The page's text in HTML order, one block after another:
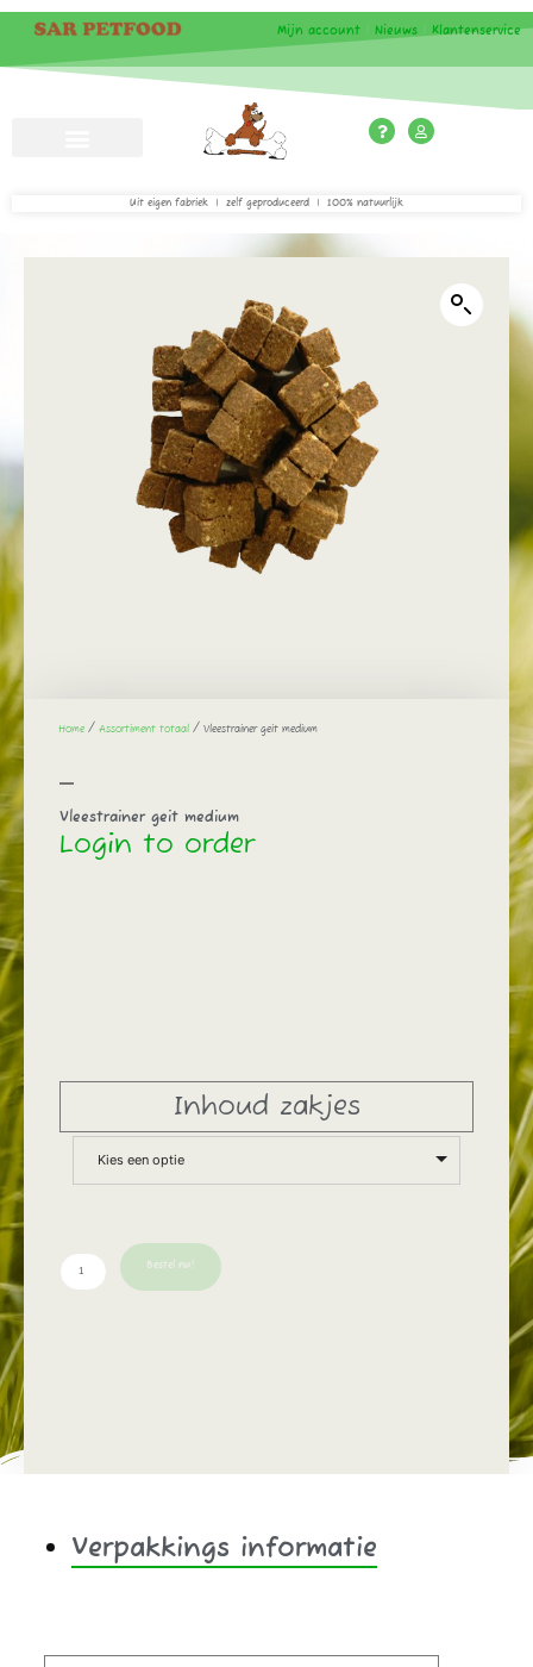
Mijn account Nieuws Klantenservice
Uit eigen fabriek | zelf geproduceerd | 100% natuurlijk
Home / Assortiment totaal / Vleestrainer geit medium
Vleestrainer geit medium
Login to order
Inhoud zakjes
Kies een optie
Bestel nu!
Verpakkings informatie